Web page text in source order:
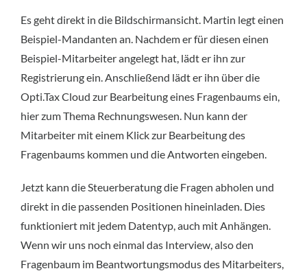
Es geht direkt in die Bildschirmansicht. Martin legt einen
Beispiel-Mandanten an. Nachdem er für diesen einen
Beispiel-Mitarbeiter angelegt hat, lädt er ihn zur
Registrierung ein. Anschließend lädt er ihn über die
Opti.Tax Cloud zur Bearbeitung eines Fragenbaums ein,
hier zum Thema Rechnungswesen. Nun kann der
Mitarbeiter mit einem Klick zur Bearbeitung des
Fragenbaums kommen und die Antworten eingeben.
Jetzt kann die Steuerberatung die Fragen abholen und
direkt in die passenden Positionen hineinladen. Dies
funktioniert mit jedem Datentyp, auch mit Anhängen.
Wenn wir uns noch einmal das Interview, also den
Fragenbaum im Beantwortungsmodus des Mitarbeiters,